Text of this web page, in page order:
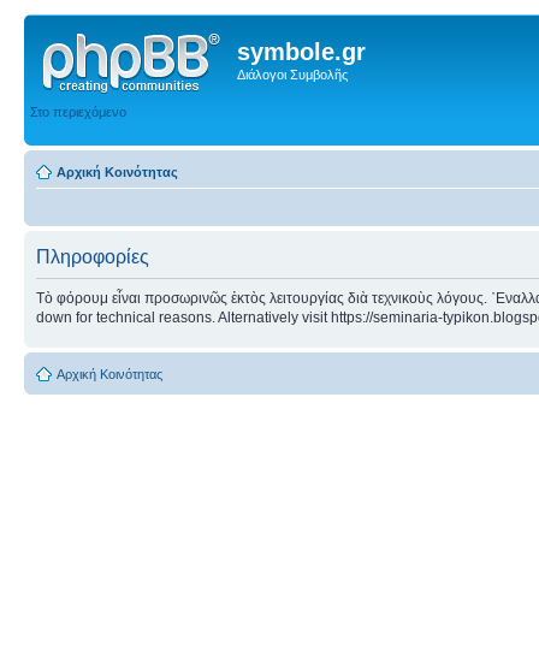
symbole.gr
Διάλογοι Συμβολῆς
Στο περιεχόμενο
Αρχική Κοινότητας
Πληροφορίες
Τὸ φόρουμ εἶναι προσωρινῶς ἐκτὸς λειτουργίας διὰ τεχνικοὺς λόγους.
down for technical reasons. Alternatively visit https://seminaria-
Αρχική Κοινότητας